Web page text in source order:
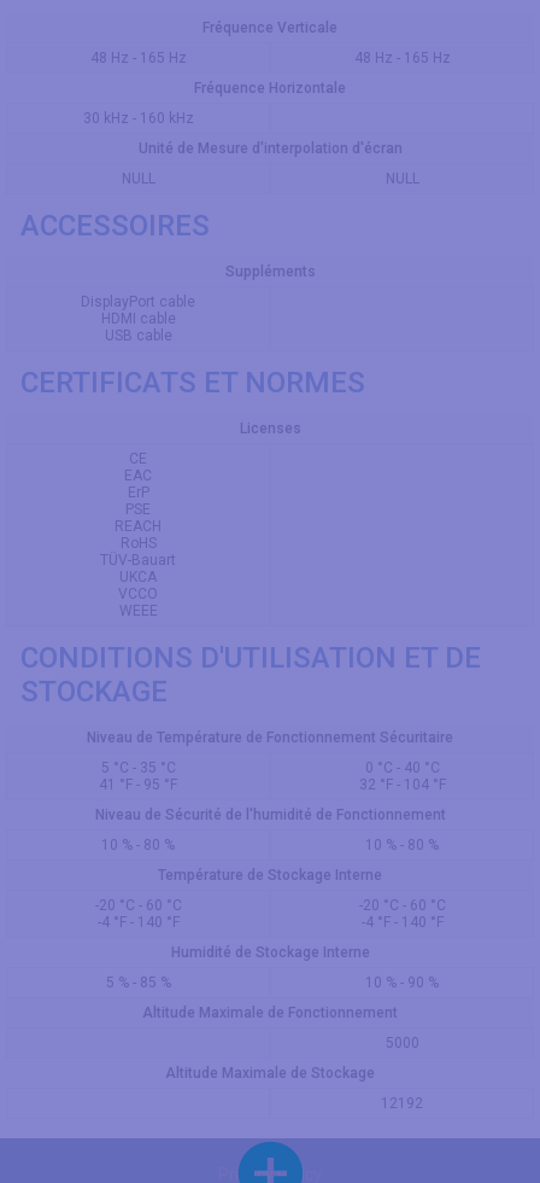
Fréquence Verticale
48 Hz - 165 Hz
48 Hz - 165 Hz
Fréquence Horizontale
30 kHz - 160 kHz
Unité de Mesure d'interpolation d'écran
NULL
NULL
ACCESSOIRES
Suppléments
DisplayPort cable
HDMI cable
USB cable
CERTIFICATS ET NORMES
Licenses
CE
EAC
ErP
PSE
REACH
RoHS
TÜV-Bauart
UKCA
VCCO
WEEE
CONDITIONS D'UTILISATION ET DE
STOCKAGE
Niveau de Température de Fonctionnement Sécuritaire
5 °C - 35 °C
41 °F - 95 °F
0 °C - 40 °C
32 °F - 104 °F
Niveau de Sécurité de l'humidité de Fonctionnement
10 % - 80 %
10 % - 80 %
Température de Stockage Interne
-20 °C - 60 °C
-4 °F - 140 °F
-20 °C - 60 °C
-4 °F - 140 °F
Humidité de Stockage Interne
5 % - 85 %
10 % - 90 %
Altitude Maximale de Fonctionnement
5000
Altitude Maximale de Stockage
12192
Privacy Policy